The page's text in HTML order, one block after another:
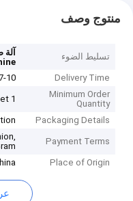
منتوج وصف
تسليط الضوء آلة
Delivery Time
working days
Minimum Order
Quantity
1 set
Packaging Details
Payment Terms
Place of Origin